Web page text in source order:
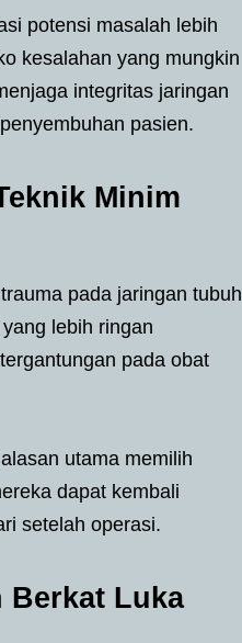
potensi masalah lebih
kesalahan yang mungkin
integritas jaringan
pasien.
Minim
pada jaringan tubuh
lebih ringan
pada obat
utama memilih
dapat kembali
setelah operasi.
Berkat Luka